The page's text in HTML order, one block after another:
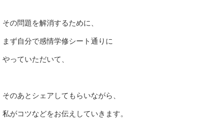
その問題を解消するために、
まず自分で感情学修シート通りに
やっていただいて、
そのあとシェアしてもらいながら、
私がコツなどをお伝えしていきます。